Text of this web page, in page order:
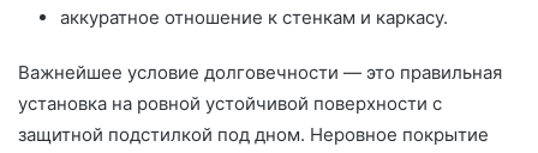
аккуратное отношение к стенкам и каркасу.
Важнейшее условие долговечности — это правильная
установка на ровной устойчивой поверхности с
защитной подстилкой под дном. Неровное покрытие